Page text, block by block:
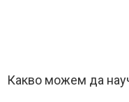
Какво можем да